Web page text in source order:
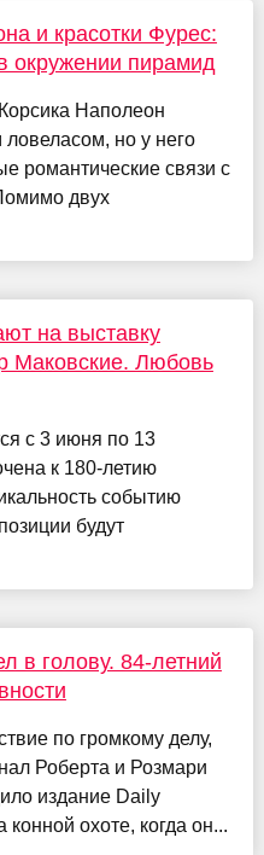
и красотки Фурес:
окружении пирамид
Наполеон
но у него
романтические связи с
двух
на выставку
Маковские. Любовь
с 3 июня по 13
к 180-летию
событию
будут
в голову. 84-летний
по громкому делу,
Роберта и Розмари
издание Daily
охоте, когда он...